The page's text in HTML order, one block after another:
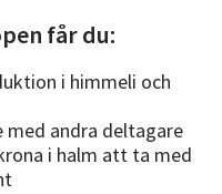
får du:
i himmeli och
med andra deltagare
i halm att ta med